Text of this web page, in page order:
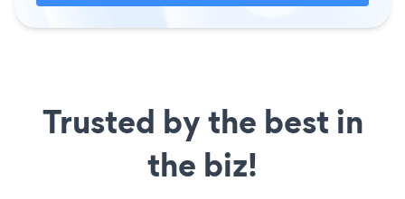
Trusted by the best in
the biz!